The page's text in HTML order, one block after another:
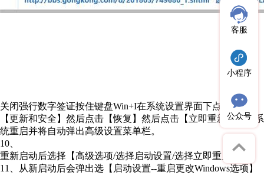
关闭强行数字签证按住键盘Win+I在系统设置界面下点击
【更新和安全】然后点击【恢复】然后点击【立即重新启动】系
统重启并将自动弹出高级设置菜单栏。
10、
重新启动后选择【高级选项/选择启动设置/选择立即重启】
11、从新启动后会弹出选【启动设置--重启更改Windows选项】
客服
小程序
公众号